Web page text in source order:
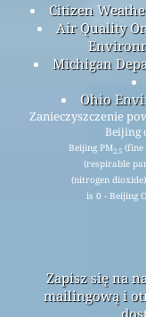
Citizen
Air Quality
Michigan
Ohio
Zanieczyszczenie
Beijing
Beijing PM2.5 (fine
(respirable
(nitrogen
is 0 - Beijing
Zapisz się na
mailingową i